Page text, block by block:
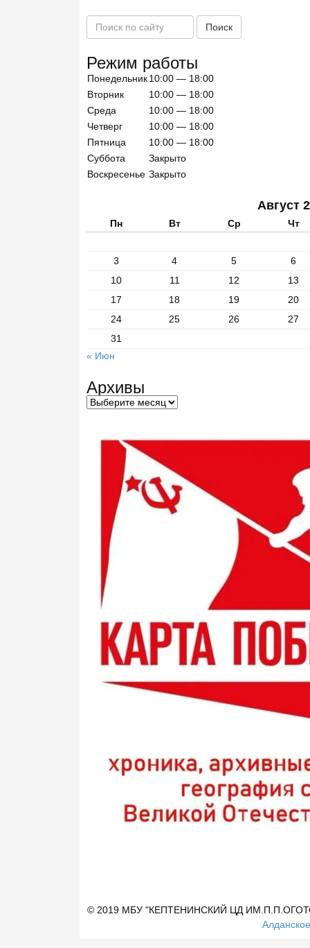
о
с
к
п
о
с
а
й
Поиск
Режим работы
Понедельник10:00 — 18:00
Вторник
10:00 — 18:00
Среда
10:00 — 18:00
Четверг
10:00 — 18:00
Пятница
10:00 — 18:00
Суббота
Закрыто
Воскресенье Закрыто
Август
Пн Вт Ср Чт
3 4 5
6
10
11 12
13
17
18 19
20
24
25 26
27
31
« Июн
Архивы
© 2019 МБУ "КЕПТЕНИНСКИЙ ЦД